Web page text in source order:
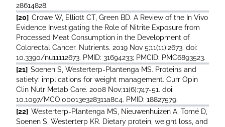
28614828.
[20] Crowe W, Elliott CT, Green BD. A Review of the In Vivo
Evidence Investigating the Role of Nitrite Exposure from
Processed Meat Consumption in the Development of
Colorectal Cancer. Nutrients. 2019 Nov 5;11(11):2673. doi:
10.3390/nu11112673. PMID: 31694233; PMCID: PMC6893523.
[21] Soenen S, Westerterp-Plantenga MS. Proteins and
satiety: implications for weight management. Curr Opin
Clin Nutr Metab Care. 2008 Nov;11(6):747-51. doi:
10.1097/MCO.0b013e328311a8c4. PMID: 18827579.
[22] Westerterp-Plantenga MS, Nieuwenhuizen A, Tomé D,
Soenen S, Westerterp KR. Dietary protein, weight loss, and